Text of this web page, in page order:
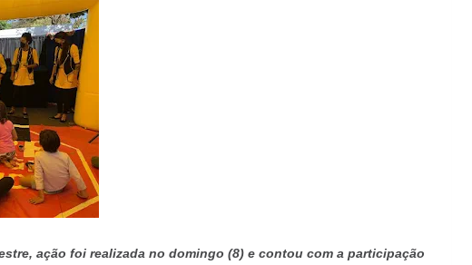
ação foi realizada no domingo (8) e contou com a participação